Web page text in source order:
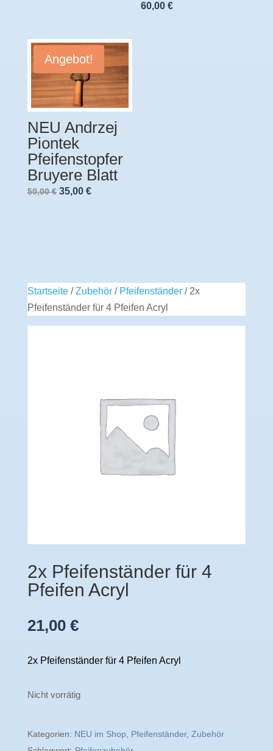
60,00€
Angebot!
NEU Andrzej
Piontek
Pfeifenstopfer
Bruyere Blatt
50,00€ Ursprünglicher
35,00 €Aktueller
Startseite/Zubehör/ Pfeifenständer/ 2x
Pfeifenständer für 4 Pfeifen Acryl
2x Pfeifenständer für 4
Pfeifen Acryl
21,00 €
2x Pfeifenständer für 4 Pfeifen Acryl
Nicht vorrätig
Kategorien: NEU im Shop Pfeifenständer, Zubehör